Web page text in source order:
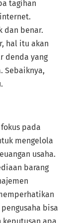
tagihan
dan benar.
hal itu akan
denda yang
Sebaiknya,
pada
mengelola
usaha.
barang
bisa